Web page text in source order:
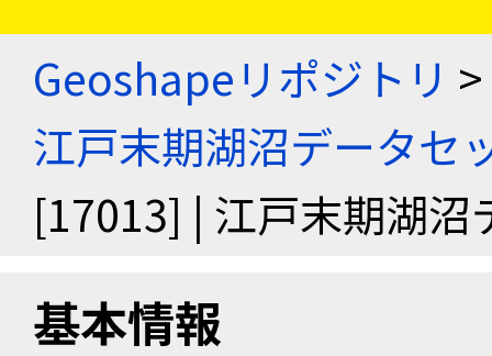
Geoshapeリポジトリ >
江戸末期湖沼データセ
[17013] | 江戸末期湖沼
基本情報